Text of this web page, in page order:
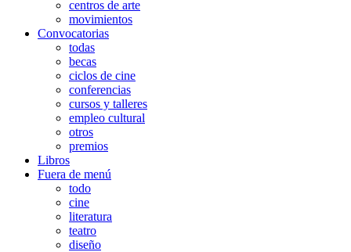
centros de arte
movimientos
Convocatorias
todas
becas
ciclos de cine
conferencias
cursos y talleres
empleo cultural
otros
premios
Libros
Fuera de menú
todo
cine
literatura
teatro
diseño